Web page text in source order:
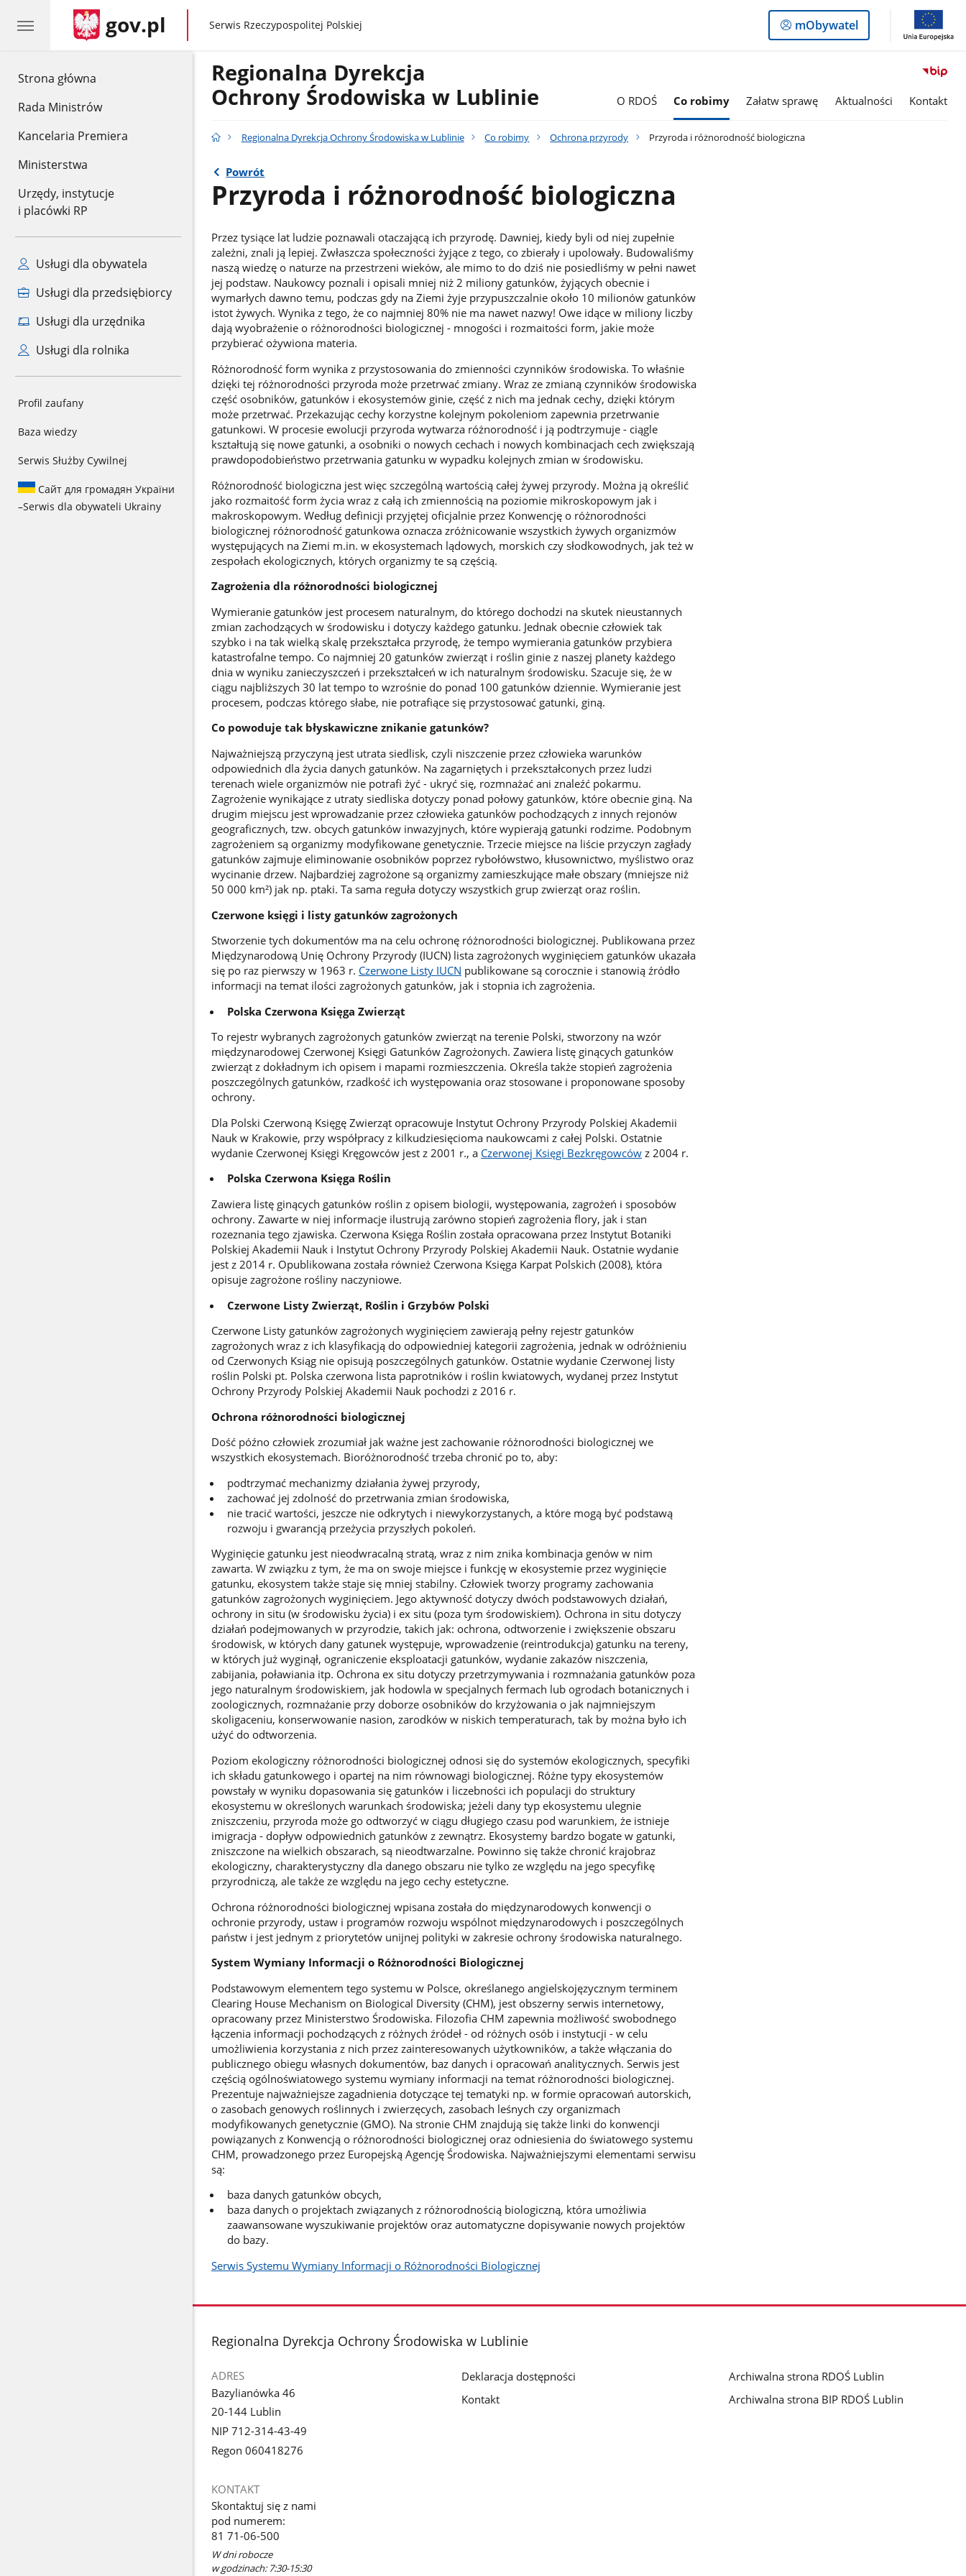
Strona główna
Rada Ministrów
Kancelaria Premiera
Ministerstwa
Urzędy, instytucje
i placówki RP
Usługi dla obywatela
Usługi dla przedsiębiorcy
Usługi dla urzędnika
Usługi dla rolnika
Profil zaufany
Baza wiedzy
Serwis Służby Cywilnej
Сайт для громадян України
–Serwis dla obywateli Ukrainy
gov.pl gov.pl
Serwis Rzeczypospolitej Polskiej
Logowanie
do
mObywatel
Regionalna Dyrekcja
Ochrony Środowiska w Lublinie
O RDOŚ Co robimy Załatw sprawę Aktualności Kontakt
Regionalna Dyrekcja Ochrony Środowiska w Lublinie Co robimy Ochrona przyrody Przyroda i różnorodność biologiczna
Powrót
Przyroda i różnorodność biologiczna
Przez tysiące lat ludzie poznawali otaczającą ich przyrodę. Dawniej, kiedy byli od niej zupełnie
zależni, znali ją lepiej. Zwłaszcza społeczności żyjące z tego, co zbierały i upolowały. Budowaliśmy
naszą wiedzę o naturze na przestrzeni wieków, ale mimo to do dziś nie posiedliśmy w pełni nawet
jej podstaw. Naukowcy poznali i opisali mniej niż 2 miliony gatunków, żyjących obecnie i
wymarłych dawno temu, podczas gdy na Ziemi żyje przypuszczalnie około 10 milionów gatunków
istot żywych. Wynika z tego, że co najmniej 80% nie ma nawet nazwy! Owe idące w miliony liczby
dają wyobrażenie o różnorodności biologicznej - mnogości i rozmaitości form, jakie może
przybierać ożywiona materia.
Różnorodność form wynika z przystosowania do zmienności czynników środowiska. To właśnie
dzięki tej różnorodności przyroda może przetrwać zmiany. Wraz ze zmianą czynników środowiska
część osobników, gatunków i ekosystemów ginie, część z nich ma jednak cechy, dzięki którym
może przetrwać. Przekazując cechy korzystne kolejnym pokoleniom zapewnia przetrwanie
gatunkowi. W procesie ewolucji przyroda wytwarza różnorodność i ją podtrzymuje - ciągle
kształtują się nowe gatunki, a osobniki o nowych cechach i nowych kombinacjach cech zwiększają
prawdopodobieństwo przetrwania gatunku w wypadku kolejnych zmian w środowisku.
Różnorodność biologiczna jest więc szczególną wartością całej żywej przyrody. Można ją określić
jako rozmaitość form życia wraz z całą ich zmiennością na poziomie mikroskopowym jak i
makroskopowym. Według definicji przyjętej oficjalnie przez Konwencję o różnorodności
biologicznej różnorodność gatunkowa oznacza zróżnicowanie wszystkich żywych organizmów
występujących na Ziemi m.in. w ekosystemach lądowych, morskich czy słodkowodnych, jak też w
zespołach ekologicznych, których organizmy te są częścią.
Zagrożenia dla różnorodności biologicznej
Wymieranie gatunków jest procesem naturalnym, do którego dochodzi na skutek nieustannych
zmian zachodzących w środowisku i dotyczy każdego gatunku. Jednak obecnie człowiek tak
szybko i na tak wielką skalę przekształca przyrodę, że tempo wymierania gatunków przybiera
katastrofalne tempo. Co najmniej 20 gatunków zwierząt i roślin ginie z naszej planety każdego
dnia w wyniku zanieczyszczeń i przekształceń w ich naturalnym środowisku. Szacuje się, że w
ciągu najbliższych 30 lat tempo to wzrośnie do ponad 100 gatunków dziennie. Wymieranie jest
procesem, podczas którego słabe, nie potrafiące się przystosować gatunki, giną.
Co powoduje tak błyskawiczne znikanie gatunków?
Najważniejszą przyczyną jest utrata siedlisk, czyli niszczenie przez człowieka warunków
odpowiednich dla życia danych gatunków. Na zagarniętych i przekształconych przez ludzi
terenach wiele organizmów nie potrafi żyć - ukryć się, rozmnażać ani znaleźć pokarmu.
Zagrożenie wynikające z utraty siedliska dotyczy ponad połowy gatunków, które obecnie giną. Na
drugim miejscu jest wprowadzanie przez człowieka gatunków pochodzących z innych rejonów
geograficznych, tzw. obcych gatunków inwazyjnych, które wypierają gatunki rodzime. Podobnym
zagrożeniem są organizmy modyfikowane genetycznie. Trzecie miejsce na liście przyczyn zagłady
gatunków zajmuje eliminowanie osobników poprzez rybołówstwo, kłusownictwo, myślistwo oraz
wycinanie drzew. Najbardziej zagrożone są organizmy zamieszkujące małe obszary (mniejsze niż
50 000 km²) jak np. ptaki. Ta sama reguła dotyczy wszystkich grup zwierząt oraz roślin.
Czerwone księgi i listy gatunków zagrożonych
Stworzenie tych dokumentów ma na celu ochronę różnorodności biologicznej. Publikowana przez
Międzynarodową Unię Ochrony Przyrody (IUCN) lista zagrożonych wyginięciem gatunków ukazała
się po raz pierwszy w 1963 r. Czerwone Listy IUCN publikowane są corocznie i stanowią źródło
informacji na temat ilości zagrożonych gatunków, jak i stopnia ich zagrożenia.
Polska Czerwona Księga Zwierząt
To rejestr wybranych zagrożonych gatunków zwierząt na terenie Polski, stworzony na wzór
międzynarodowej Czerwonej Księgi Gatunków Zagrożonych. Zawiera listę ginących gatunków
zwierząt z dokładnym ich opisem i mapami rozmieszczenia. Określa także stopień zagrożenia
poszczególnych gatunków, rzadkość ich występowania oraz stosowane i proponowane sposoby
ochrony.
Dla Polski Czerwoną Księgę Zwierząt opracowuje Instytut Ochrony Przyrody Polskiej Akademii
Nauk w Krakowie, przy współpracy z kilkudziesięcioma naukowcami z całej Polski. Ostatnie
wydanie Czerwonej Księgi Kręgowców jest z 2001 r., a Czerwonej Księgi Bezkręgowcówz 2004 r.
Polska Czerwona Księga Roślin
Zawiera listę ginących gatunków roślin z opisem biologii, występowania, zagrożeń i sposobów
ochrony. Zawarte w niej informacje ilustrują zarówno stopień zagrożenia flory, jak i stan
rozeznania tego zjawiska. Czerwona Księga Roślin została opracowana przez Instytut Botaniki
Polskiej Akademii Nauk i Instytut Ochrony Przyrody Polskiej Akademii Nauk. Ostatnie wydanie
jest z 2014 r. Opublikowana została również Czerwona Księga Karpat Polskich (2008), która
opisuje zagrożone rośliny naczyniowe.
Czerwone Listy Zwierząt, Roślin i Grzybów Polski
Czerwone Listy gatunków zagrożonych wyginięciem zawierają pełny rejestr gatunków
zagrożonych wraz z ich klasyfikacją do odpowiedniej kategorii zagrożenia, jednak w odróżnieniu
od Czerwonych Ksiąg nie opisują poszczególnych gatunków. Ostatnie wydanie Czerwonej listy
roślin Polski pt. Polska czerwona lista paprotników i roślin kwiatowych, wydanej przez Instytut
Ochrony Przyrody Polskiej Akademii Nauk pochodzi z 2016 r.
Ochrona różnorodności biologicznej
Dość późno człowiek zrozumiał jak ważne jest zachowanie różnorodności biologicznej we
wszystkich ekosystemach. Bioróżnorodność trzeba chronić po to, aby:
podtrzymać mechanizmy działania żywej przyrody,
zachować jej zdolność do przetrwania zmian środowiska,
nie tracić wartości, jeszcze nie odkrytych i niewykorzystanych, a które mogą być podstawą
rozwoju i gwarancją przeżycia przyszłych pokoleń.
Wyginięcie gatunku jest nieodwracalną stratą, wraz z nim znika kombinacja genów w nim
zawarta. W związku z tym, że ma on swoje miejsce i funkcję w ekosystemie przez wyginięcie
gatunku, ekosystem także staje się mniej stabilny. Człowiek tworzy programy zachowania
gatunków zagrożonych wyginięciem. Jego aktywność dotyczy dwóch podstawowych działań,
ochrony in situ (w środowisku życia) i ex situ (poza tym środowiskiem). Ochrona in situ dotyczy
działań podejmowanych w przyrodzie, takich jak: ochrona, odtworzenie i zwiększenie obszaru
środowisk, w których dany gatunek występuje, wprowadzenie (reintrodukcja) gatunku na tereny,
w których już wyginął, ograniczenie eksploatacji gatunków, wydanie zakazów niszczenia,
zabijania, poławiania itp. Ochrona ex situ dotyczy przetrzymywania i rozmnażania gatunków poza
jego naturalnym środowiskiem, jak hodowla w specjalnych fermach lub ogrodach botanicznych i
zoologicznych, rozmnażanie przy doborze osobników do krzyżowania o jak najmniejszym
skoligaceniu, konserwowanie nasion, zarodków w niskich temperaturach, tak by można było ich
użyć do odtworzenia.
Poziom ekologiczny różnorodności biologicznej odnosi się do systemów ekologicznych, specyfiki
ich składu gatunkowego i opartej na nim równowagi biologicznej. Różne typy ekosystemów
powstały w wyniku dopasowania się gatunków i liczebności ich populacji do struktury
ekosystemu w określonych warunkach środowiska; jeżeli dany typ ekosystemu ulegnie
zniszczeniu, przyroda może go odtworzyć w ciągu długiego czasu pod warunkiem, że istnieje
imigracja - dopływ odpowiednich gatunków z zewnątrz. Ekosystemy bardzo bogate w gatunki,
zniszczone na wielkich obszarach, są nieodtwarzalne. Powinno się także chronić krajobraz
ekologiczny, charakterystyczny dla danego obszaru nie tylko ze względu na jego specyfikę
przyrodniczą, ale także ze względu na jego cechy estetyczne.
Ochrona różnorodności biologicznej wpisana została do międzynarodowych konwencji o
ochronie przyrody, ustaw i programów rozwoju wspólnot międzynarodowych i poszczególnych
państw i jest jednym z priorytetów unijnej polityki w zakresie ochrony środowiska naturalnego.
System Wymiany Informacji o Różnorodności Biologicznej
Podstawowym elementem tego systemu w Polsce, określanego angielskojęzycznym terminem
Clearing House Mechanism on Biological Diversity (CHM), jest obszerny serwis internetowy,
opracowany przez Ministerstwo Środowiska. Filozofia CHM zapewnia możliwość swobodnego
łączenia informacji pochodzących z różnych źródeł - od różnych osób i instytucji - w celu
umożliwienia korzystania z nich przez zainteresowanych użytkowników, a także włączania do
publicznego obiegu własnych dokumentów, baz danych i opracowań analitycznych. Serwis jest
częścią ogólnoświatowego systemu wymiany informacji na temat różnorodności biologicznej.
Prezentuje najważniejsze zagadnienia dotyczące tej tematyki np. w formie opracowań autorskich,
o zasobach genowych roślinnych i zwierzęcych, zasobach leśnych czy organizmach
modyfikowanych genetycznie (GMO). Na stronie CHM znajdują się także linki do konwencji
powiązanych z Konwencją o różnorodności biologicznej oraz odniesienia do światowego systemu
CHM, prowadzonego przez Europejską Agencję Środowiska. Najważniejszymi elementami serwisu
są:
baza danych gatunków obcych,
baza danych o projektach związanych z różnorodnością biologiczną, która umożliwia
zaawansowane wyszukiwanie projektów oraz automatyczne dopisywanie nowych projektów
do bazy.
Serwis Systemu Wymiany Informacji o Różnorodności Biologicznej
stopka
Regionalna Dyrekcja Ochrony Środowiska w Lublinie
ADRES
Bazylianówka 46
20-144 Lublin
NIP 712-314-43-49
Regon 060418276
KONTAKT
Skontaktuj się z nami
pod numerem:
81 71-06-500
W dni robocze
w godzinach: 7:30-15:30
Deklaracja dostępności
Kontakt
Archiwalna strona RDOŚ Lublin
Archiwalna strona BIP RDOŚ Lublin